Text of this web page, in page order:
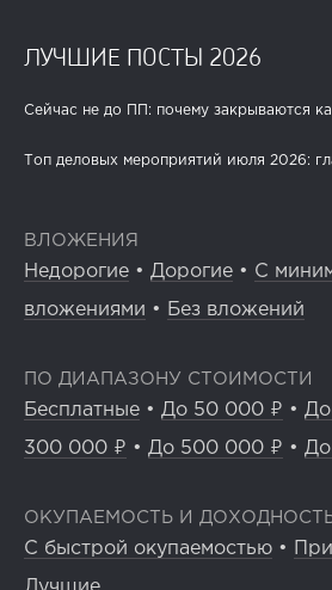
ЛУЧШИЕ ПОСТЫ 2026
Сейчас не до ПП: почему закрываются
Топ деловых мероприятий июля 2026:
ВЛОЖЕНИЯ
Недорогие • Дорогие • С
вложениями • Без вложений
ПО ДИАПАЗОНУ СТОИМОСТИ
Бесплатные • До 50 000 ₽ •
300 000 ₽ • До 500 000 ₽ •
ОКУПАЕМОСТЬ И
С быстрой окупаемостью •